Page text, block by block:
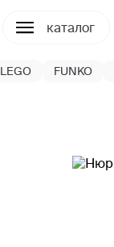
каталог
LEGO FUNKO